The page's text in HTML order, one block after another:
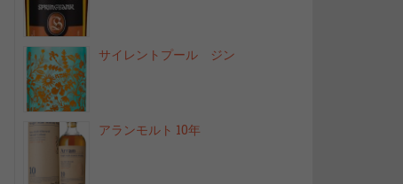
サイレントプール ジン
アランモルト 10年